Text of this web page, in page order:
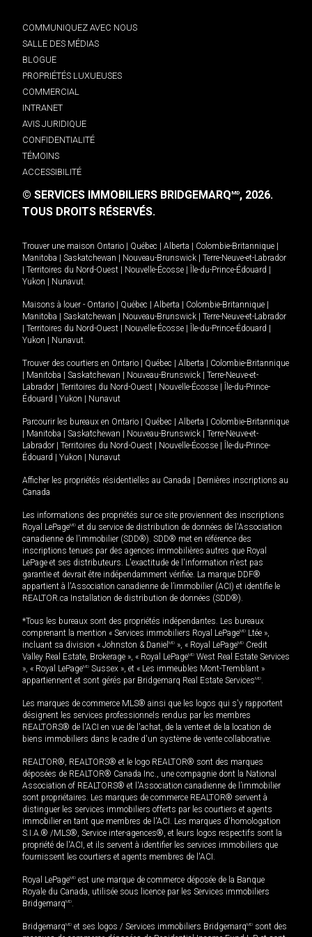
COMMUNIQUEZ AVEC NOUS
SALLE DES MÉDIAS
BLOGUE
PROPRIÉTÉS LUXUEUSES
COMMERCIAL
INTRANET
AVIS JURIDIQUE
CONFIDENTIALITÉ
TÉMOINS
ACCESSIBILITÉ
© SERVICES IMMOBILIERS BRIDGEMARQMD, 2026.
TOUS DROITS RÉSERVÉS.
Trouver une maison Ontario Québec Alberta Colombie-Britannique
Manitoba
Saskatchewan Nouveau-Brunswick
Terre-Neuve-et-Labrador
Territoires du Nord-Ouest Nouvelle-Écosse Île-du-Prince-Édouard
Yukon
Nunavut.
Maisons à louer - Ontario Québec Alberta Colombie-Britannique
Manitoba
Saskatchewan Nouveau-Brunswick
Terre-Neuve-et-Labrador
Territoires du Nord-Ouest Nouvelle-Écosse Île-du-Prince-Édouard
Yukon
Nunavut.
Trouver des courtiers en Ontario Québec Alberta
Colombie-Britannique
Manitoba Saskatchewan Nouveau-Brunswick
Terre-Neuve-et-
Labrador
Territoires du Nord-Ouest Nouvelle-Écosse
Île-du-Prince-
Édouard
Yukon Nunavut
Parcourir les bureaux en Ontario Québec Alberta
Colombie-Britannique
Manitoba Saskatchewan Nouveau-Brunswick
Terre-Neuve-et-
Labrador
Territoires du Nord-Ouest Nouvelle-Écosse
Île-du-Prince-
Édouard
Yukon Nunavut
Afficher les propriétés résidentielles au Canada
Dernières inscriptions au
Canada
Les informations des propriétés sur ce site proviennent des inscriptions
Royal LePageMD et du service de distribution de données de l'Association
canadienne de l’immobilier (SDD®). SDD® met en référence des
inscriptions tenues par des agences immobilières autres que Royal
LePage et ses distributeurs. L'exactitude de l'information n'est pas
garantie et devrait être indépendamment vérifiée. La marque DDF®
appartient à l'Association canadienne de l’immobilier (ACI) et identifie le
REALTOR.ca Installation de distribution de données (SDD®).
*Tous les bureaux sont des propriétés indépendantes. Les bureaux
comprenant la mention « Services immobiliers Royal LePageMD Ltée »,
incluant sa division « Johnston & Daniel MD », « Royal LePageMD Credit
Valley Real Estate, Brokerage », « Royal LePageMD West Real Estate Services
», « Royal LePageMD Sussex », et « Les immeubles Mont-Tremblant »
appartiennent et sont gérés par Bridgemarq Real Estate ServicesMD.
Les marques de commerce MLS® ainsi que les logos qui s'y rapportent
désignent les services professionnels rendus par les membres
REALTORS® de l'ACI en vue de l'achat, de la vente et de la location de
biens immobiliers dans le cadre d'un système de vente collaborative.
REALTOR®, REALTORS® et le logo REALTOR® sont des marques
déposées de REALTOR® Canada Inc., une compagnie dont la National
Association of REALTORS® et l'Association canadienne de l’immobilier
sont propriétaires. Les marques de commerce REALTOR® servent à
distinguer les services immobiliers offerts par les courtiers et agents
immobilier en tant que membres de l'ACI. Les marques d'homologation
S.I.A.® /MLS®, Service inter-agences®, et leurs logos respectifs sont la
propriété de l'ACI, et ils servent à identifier les services immobiliers que
fournissent les courtiers et agents membres de l'ACI.
Royal LePageMD est une marque de commerce déposée de la Banque
Royale du Canada, utilisée sous licence par les Services immobiliers
BridgemarqMD.
BridgemarqMD et ses logos / Services immobiliers BridgemarqMD sont des